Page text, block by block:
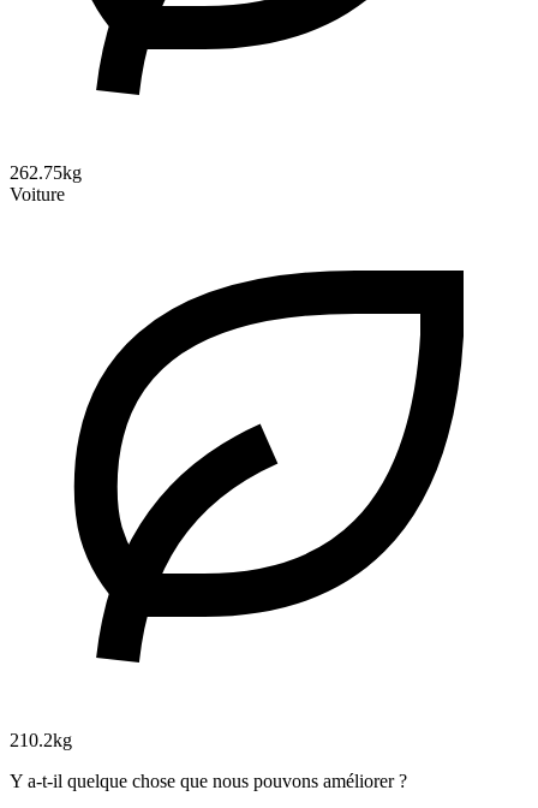
262.75kg
Voiture
210.2kg
Y a-t-il quelque chose que nous pouvons améliorer ?